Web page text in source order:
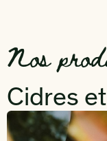
Nos
Cidres